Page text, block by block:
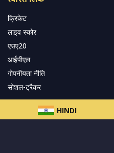
HINDI
क्रिकेट
लाइव स्कोर
एसए20
आईपीएल
गोपनीयता नीति
सोशल-ट्रैकर
हमारे समाचार पत्र के सदस्य बनें